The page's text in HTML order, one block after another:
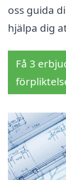
oss guida
hjälpa dig
Få 3